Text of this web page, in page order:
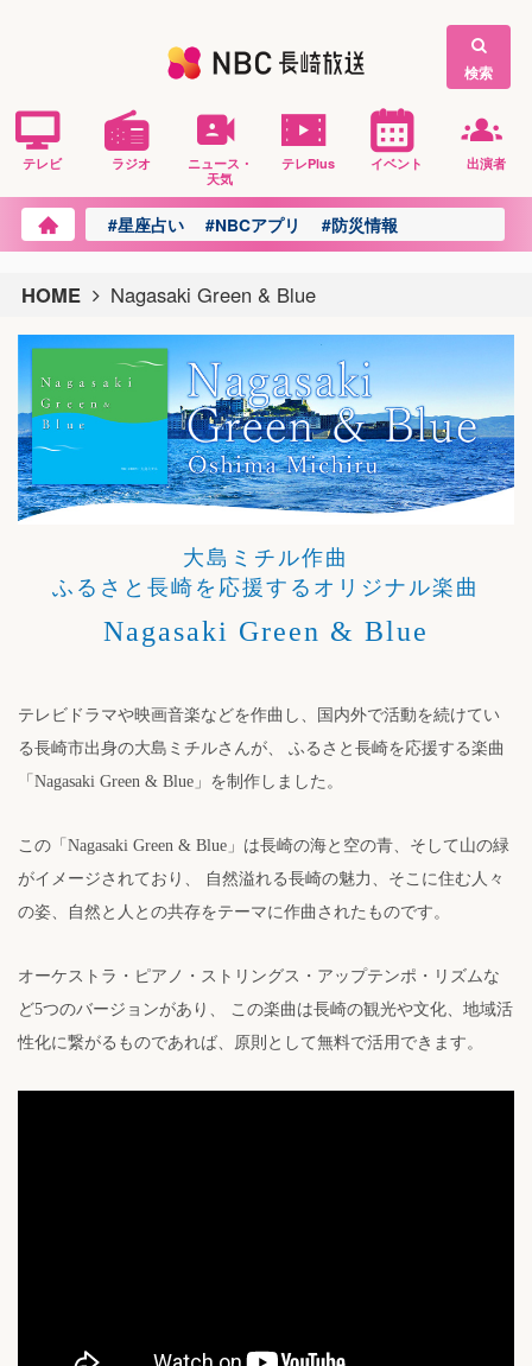
検索
テレビ ラジオ
ニュース・
天気
テレPlus イベント 出演者
#星座占い #NBCアプリ #防災情報
HOME Nagasaki Green & Blue
大島ミチル作曲
ふるさと長崎を応援するオリジナル楽曲
Nagasaki Green & Blue
テレビドラマや映画音楽などを作曲し、国内外で活動を続けてい
る長崎市出身の大島ミチルさんが、 ふるさと長崎を応援する楽曲
「Nagasaki Green & Blue」を制作しました。
この「Nagasaki Green & Blue」は長崎の海と空の青、そして山の緑
がイメージされており、 自然溢れる長崎の魅力、そこに住む人々
の姿、自然と人との共存をテーマに作曲されたものです。
オーケストラ・ピアノ・ストリングス・アップテンポ・リズムな
ど5つのバージョンがあり、 この楽曲は長崎の観光や文化、地域活
性化に繋がるものであれば、原則として無料で活用できます。